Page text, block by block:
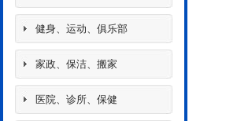
健身、运动、俱乐部
家政、保洁、搬家
医院、诊所、保健